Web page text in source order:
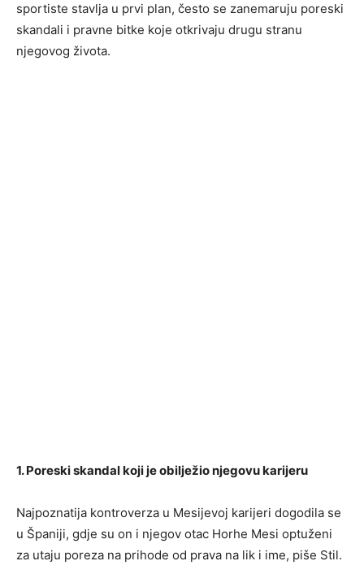
sportiste stavlja u prvi plan, često se zanemaruju poreski
skandali i pravne bitke koje otkrivaju drugu stranu
njegovog života.
1. Poreski skandal koji je obilježio njegovu karijeru
Najpoznatija kontroverza u Mesijevoj karijeri dogodila se
u Španiji, gdje su on i njegov otac Horhe Mesi optuženi
za utaju poreza na prihode od prava na lik i ime, piše Stil.